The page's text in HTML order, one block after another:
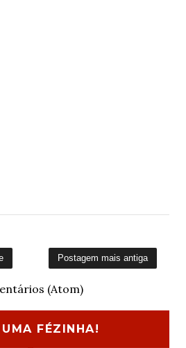
Postagem mais antiga
(Atom)
UMA FÉZINHA!